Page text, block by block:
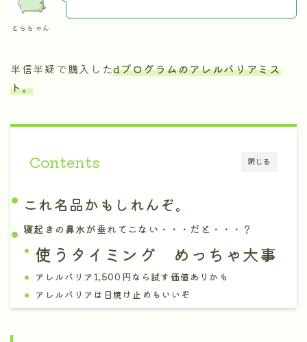
とらちゃん
半信半疑で購入したdプログラムのアレルバリアミス
ト。
閉じる
Contents
これ名品かもしれんぞ。
寝起きの鼻水が垂れてこない・・・だと・・・？
使うタイミング めっちゃ大事
アレルバリア1,500円なら試す価値ありかも
アレルバリアは日焼け止めもいいぞ